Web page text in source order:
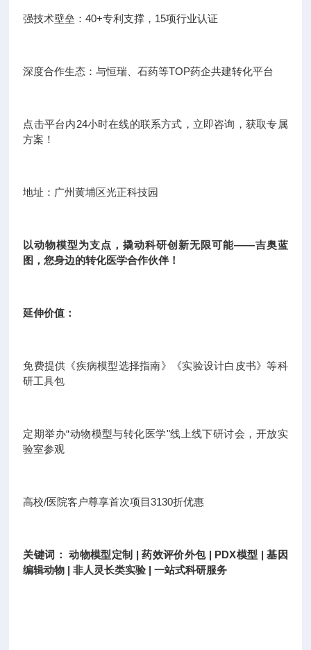
强技术壁垒：40+专利支撑，15项行业认证
深度合作生态：与恒瑞、石药等TOP药企共建转化平台
点击平台内24小时在线的联系方式，立即咨询，获取专属
方案！
地址：广州黄埔区光正科技园
以动物模型为支点，撬动科研创新无限可能——吉奥蓝
图，您身边的转化医学合作伙伴！
延伸价值：
免费提供《疾病模型选择指南》《实验设计白皮书》等科
研工具包
定期举办“动物模型与转化医学"线上线下研讨会，开放实
验室参观
高校/医院客户尊享首次项目3130折优惠
关键词： 动物模型定制 | 药效评价外包 | PDX模型 | 基因
编辑动物 | 非人灵长类实验 | 一站式科研服务